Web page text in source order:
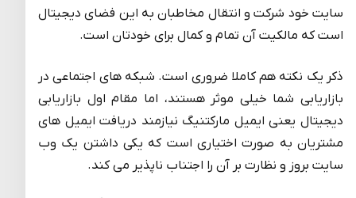
سایت خود شرکت و انتقال مخاطبان به این فضای دیجیتال
است که مالکیت آن تمام و کمال برای خودتان است.
ذکر یک نکته هم کاملا ضروری است. شبکه های اجتماعی در
بازاریابی شما خیلی موثر هستند، اما مقام اول بازاریابی
دیجیتال یعنی ایمیل مارکتنیگ نیازمند دریافت ایمیل های
مشتریان به صورت اختیاری است که یکی داشتن یک وب
سایت بروز و نظارت بر آن را اجتناب ناپذیر می کند.